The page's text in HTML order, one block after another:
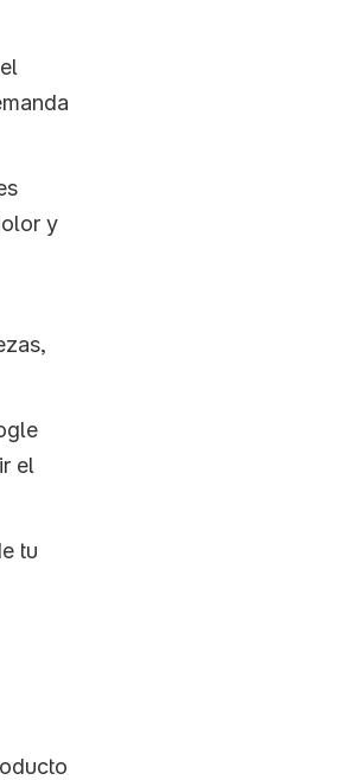
y
el
tu